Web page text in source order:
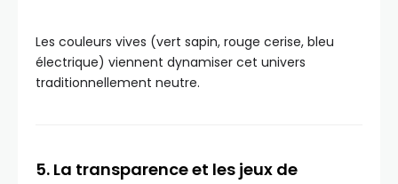
Les couleurs vives (vert sapin, rouge cerise, bleu
électrique) viennent dynamiser cet univers
traditionnellement neutre.
5. La transparence et les jeux de